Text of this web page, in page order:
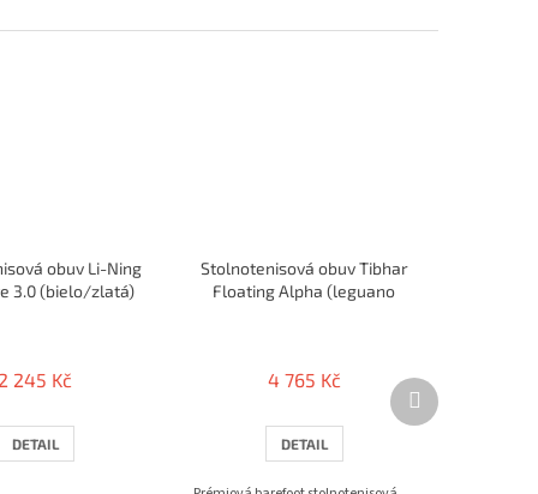
obuv Li-Ning
3.0 (bielo/zlatá)
2 245 Kč
DETAIL
Stolnotenisová obuv Tibhar
Floating Alpha (leguano
4 765 Kč
DETAIL
Další
produkt